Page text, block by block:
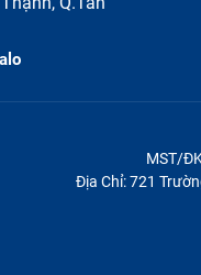
MST/
Địa Chỉ: 721